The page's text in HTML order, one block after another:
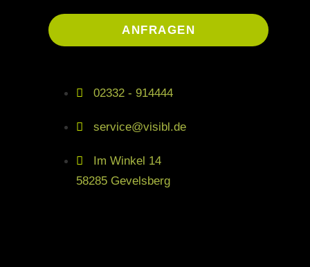
ANFRAGEN
02332 - 914444
service@visibl.de
Im Winkel 14
58285 Gevelsberg